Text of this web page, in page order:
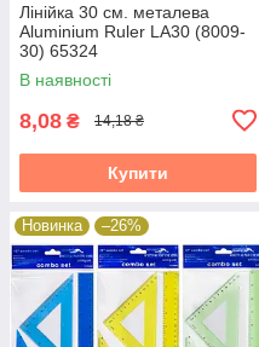
Лінійка 30 см. металева
Aluminium Ruler LA30 (8009-
30) 65324
В наявності
8,08 ₴ 14,18 ₴
Купити
Новинка –26%